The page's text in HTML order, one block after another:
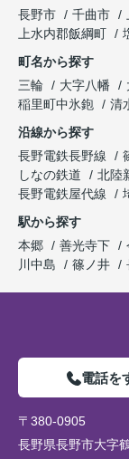
長野市
千曲市
上水内郡飯綱町
町名から探す
三輪
大字八幡
稲里町中氷鉋
清
沿線から探す
長野電鉄長野線
しなの鉄道
北陸
長野電鉄屋代線
駅から探す
本郷
善光寺下
川中島
篠ノ井
電話を
〒380-0905
長野県長野市大字